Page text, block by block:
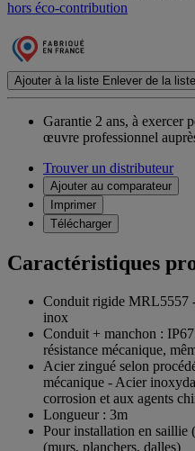
hors éco-contribution
Ajouter à la liste Enlever de la liste
Garantie 2 ans, à exercer
œuvre professionnel
Trouver un distributeur
Ajouter au comparateur
Imprimer
Télécharger
Caractéristiques
Conduit rigide MRL5557
inox
Conduit + manchon :
résistance mécanique,
Acier zingué selon
mécanique - Acier
corrosion et aux agents
Longueur : 3m
Pour installation en saillie
(murs, planchers, dalles)